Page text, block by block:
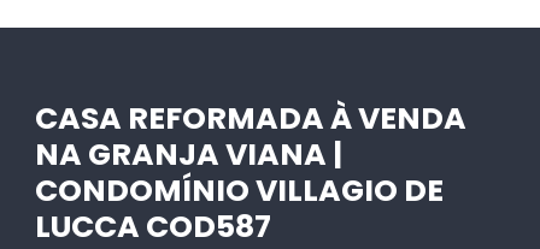
CASA REFORMADA À VENDA
NA GRANJA VIANA |
CONDOMÍNIO VILLAGIO DE
LUCCA COD587